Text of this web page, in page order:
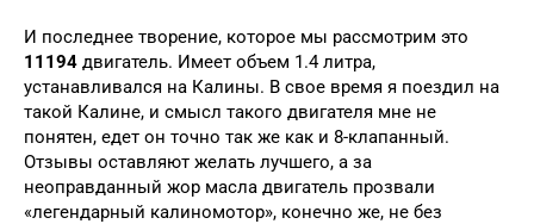
И последнее творение, которое мы рассмотрим это
11194 двигатель. Имеет объем 1.4 литра,
устанавливался на Калины. В свое время я поездил на
такой Калине, и смысл такого двигателя мне не
понятен, едет он точно так же как и 8-клапанный.
Отзывы оставляют желать лучшего, а за
неоправданный жор масла двигатель прозвали
«легендарный калиномотор», конечно же, не без